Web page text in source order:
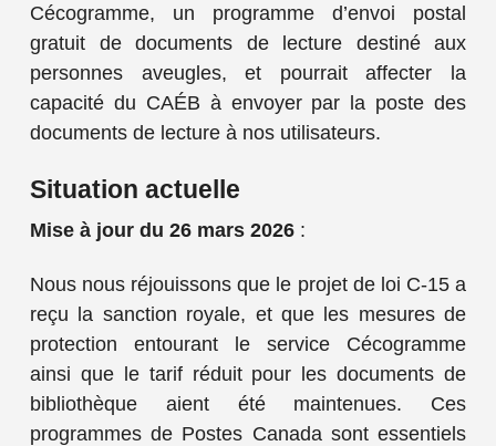
Cécogramme, un programme d’envoi postal
gratuit de documents de lecture destiné aux
personnes aveugles, et pourrait affecter la
capacité du CAÉB à envoyer par la poste des
documents de lecture à nos utilisateurs.
Situation actuelle
Mise à jour du 26 mars 2026 :
Nous nous réjouissons que le projet de loi C-15 a
reçu la sanction royale, et que les mesures de
protection entourant le service Cécogramme
ainsi que le tarif réduit pour les documents de
bibliothèque aient été maintenues. Ces
programmes de Postes Canada sont essentiels